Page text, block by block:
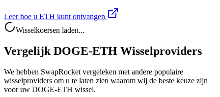
Leer hoe u ETH kunt ontvangen
Wisselkoersen laden...
Vergelijk DOGE-ETH Wisselproviders
We hebben SwapRocket vergeleken met andere populaire
wisselproviders om u te laten zien waarom wij de beste keuze zijn
voor uw DOGE-ETH wissel.